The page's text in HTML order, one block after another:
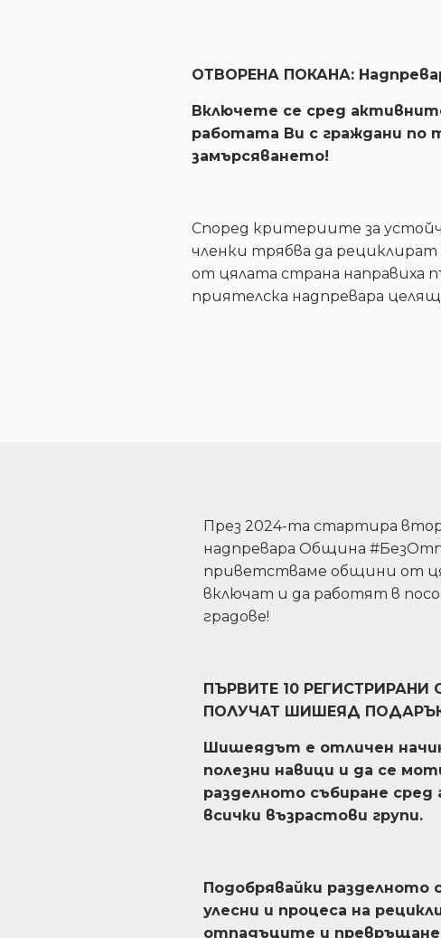
ОТВОРЕНА ПОКАНА:
Включете се сред
работата Ви с граждани по
замърсяването!
Според критериите за
членки трябва да
от цялата страна направиха
приятелска надпревара
През 2024-та стартира
надпревара Община
приветстваме общини от
включат и да работят в
градове!
ПЪРВИТЕ 10
ПОЛУЧАТ ШИШЕЯД
Шишеядът е отличен
полезни навици и да се
разделното събиране сред
всички възрастови групи.
Подобрявайки разделното
улесни и процеса на
отпадъците и